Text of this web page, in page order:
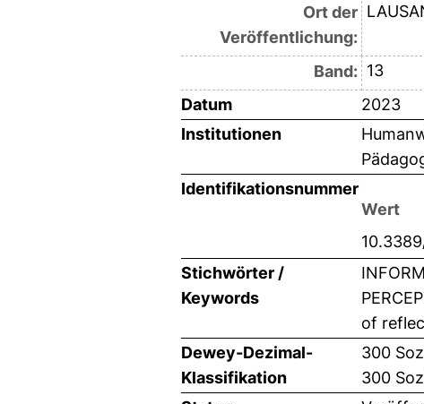
Ort der
Veröffentlichung:
Band: 13
Datum
2023
Institutionen
Identifikationsnummer
Wert
Stichwörter /
Keywords
of
Dewey-Dezimal-
Klassifikation
300
300